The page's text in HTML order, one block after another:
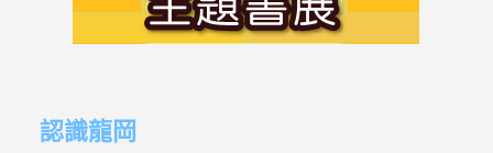
認識龍岡